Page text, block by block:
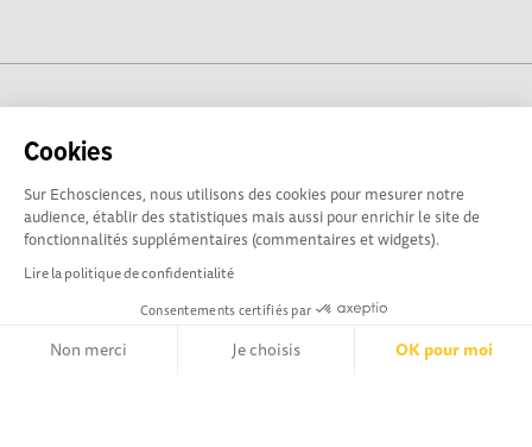
Cookies
Sur Echosciences, nous utilisons des cookies pour mesurer notre
audience, établir des statistiques mais aussi pour enrichir le site de
fonctionnalités supplémentaires (commentaires et widgets).
Lire la politique de confidentialité
Consentements certifiés par
Non merci Je choisis OK pour moi
cogito-normandie.fr est propulsé par
cogito-normandie.fr est le portail des cultures scientifique et